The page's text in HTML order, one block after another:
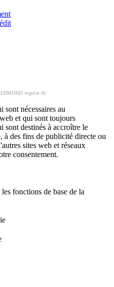
regular fit
sont nécessaires au
et qui sont toujours
sont destinés à accroître le
des fins de publicité directe ou
sites web et réseaux
consentement.
fonctions de base de la